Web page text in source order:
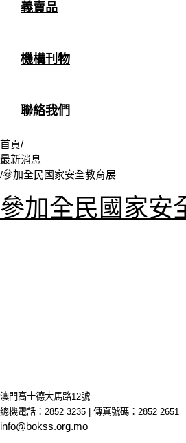
義賣品
機構刊物
聯絡我們
首頁/
最新消息
/參加全民國家安全教育展
參加全民國家安
澳門高士德大馬路12號
總機電話：2852 3235 | 傳真號碼：2852 2651
info@bokss.org.mo